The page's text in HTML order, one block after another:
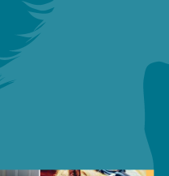
Handicap im